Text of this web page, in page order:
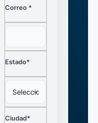
Correo *
Estado*
Ciudad*